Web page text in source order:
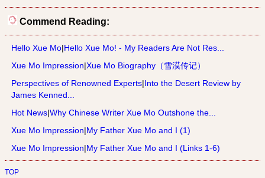
Commend Reading:
Hello Xue Mo|Hello Xue Mo! - My Readers Are Not Res...
Xue Mo Impression|Xue Mo Biography（雪漠传记）
Perspectives of Renowned Experts|Into the Desert Review by
James Kenned...
Hot News|Why Chinese Writer Xue Mo Outshone the...
Xue Mo Impression|My Father Xue Mo and I (1)
Xue Mo Impression|My Father Xue Mo and I (Links 1-6)
TOP